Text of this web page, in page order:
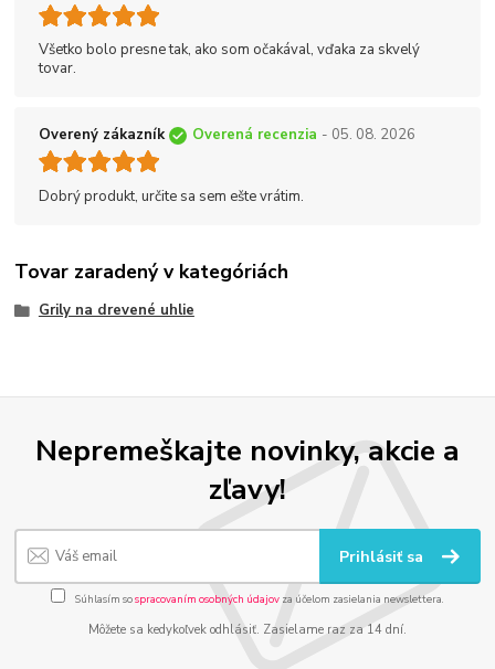
Všetko bolo presne tak, ako som očakával, vďaka za skvelý
tovar.
Overený zákazník Overená recenzia - 05. 08. 2026
Dobrý produkt, určite sa sem ešte vrátim.
Tovar zaradený v kategóriách
Grily na drevené uhlie
Nepremeškajte novinky, akcie a
zľavy!
Prihlásiť sa
Súhlasím sospracovaním osobných údajov za účelom zasielania newslettera.
Môžete sa kedykoľvek odhlásiť. Zasielame raz za 14 dní.